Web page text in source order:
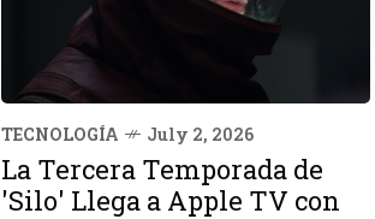
TECNOLOGÍA July 2, 2026
La Tercera Temporada de
'Silo' Llega a Apple TV con